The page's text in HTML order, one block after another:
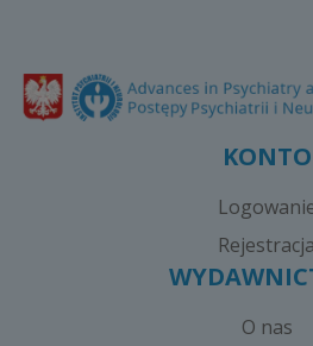
KONTO
Rejestracja
O nas